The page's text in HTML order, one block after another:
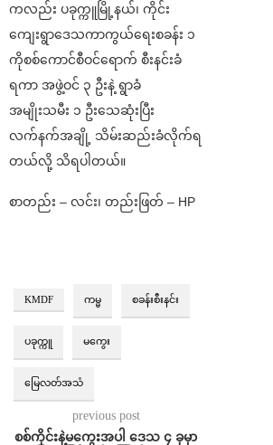
ကလည်း ပခုက္ကူမြို့နယ်၊ ကိုင်း
ကျေးရွာဒေသကာကွယ်ရေးစခန်း ၁
ကိုစစ်ကောင်စီဝင်ရောက် စီးနင်းခံ
ရကာ အဖွဲ့ဝင် ၃ ဦးနဲ့ ရွာခံ
အမျိုးသမီး ၁ ဦးသေဆုံးပြီး
လက်နက်အချို့ သိမ်းဆည်းခံလိုက်ရ
တယ်လို့ သိရပါတယ်။
စာတည်း – လင်း၊ တည်းဖြတ် – HP
KMDF ကမ္မ စခန်းစီးနင်း⁩
ပခုက္ကူ မကွေး
မြေလတ်အသံ
previous post
စစ်ကိုင်းနဲ့မကွေးအပါ ဒေသ ၄ ခုမှာ